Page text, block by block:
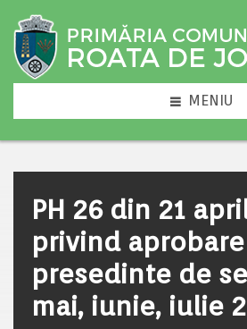
MENIU
PH 26 din 21
privind
presedinte de
mai, iunie, iulie